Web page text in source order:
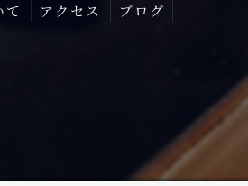
アクセス ブログ